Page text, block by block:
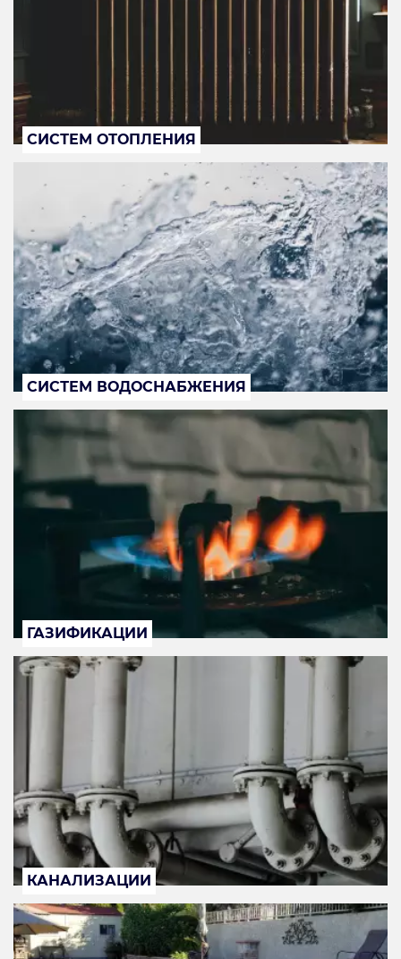
СИСТЕМ ОТОПЛЕНИЯ
СИСТЕМ ВОДОСНАБЖЕНИЯ
ГАЗИФИКАЦИИ
КАНАЛИЗАЦИИ